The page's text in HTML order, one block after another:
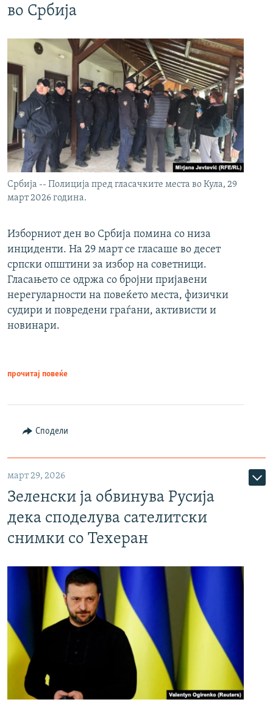
во Србија
Србија -- Полиција пред гласачките места во Кула, 29
март 2026 година.
Изборниот ден во Србија помина со низа
инциденти. На 29 март се гласаше во десет
српски општини за избор на советници.
Гласањето се одржа со бројни пријавени
нерегуларности на повеќето места, физички
судири и повредени граѓани, активисти и
новинари.
прочитај повеќе
Сподели
март 29, 2026
Зеленски ја обвинува Русија
дека споделува сателитски
снимки со Техеран